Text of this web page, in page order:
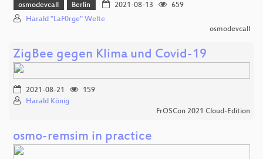
osmodevcall Berlin 2021-08-13
659
Harald "LaF0rge" Welte
osmodevcall
ZigBee gegen Klima und Covid-19
2021-08-21
159
Harald König
FrOSCon 2021 Cloud-Edition
osmo-remsim in practice